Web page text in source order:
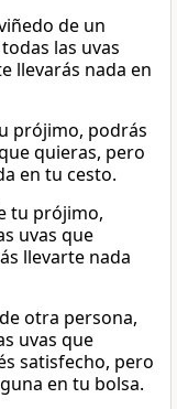
de un
las uvas
llevarás nada en
prójimo, podrás
quieras, pero
en tu cesto.
tu prójimo,
uvas que
llevarte nada
otra persona,
uvas que
satisfecho, pero
en tu bolsa.